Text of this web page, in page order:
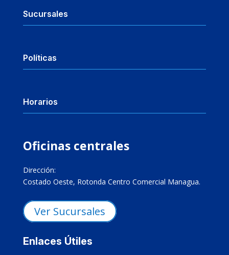
Sucursales
Políticas
Horarios
Oficinas centrales
Dirección:
Costado Oeste, Rotonda Centro Comercial Managua.
Ver Sucursales
Enlaces Útiles